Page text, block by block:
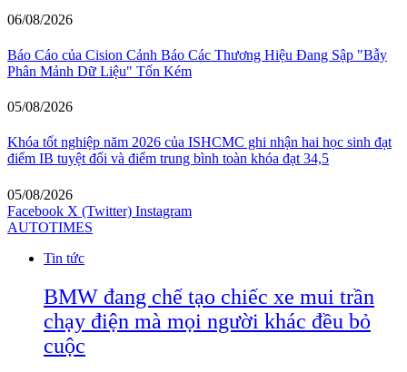
06/08/2026
Báo Cáo của Cision Cảnh Báo Các Thương Hiệu Đang Sập "Bẫy
Phân Mảnh Dữ Liệu" Tốn Kém
05/08/2026
Khóa tốt nghiệp năm 2026 của ISHCMC ghi nhận hai học sinh đạt
điểm IB tuyệt đối và điểm trung bình toàn khóa đạt 34,5
05/08/2026
Facebook X (Twitter) Instagram
AUTOTIMES
Tin tức
BMW đang chế tạo chiếc xe mui trần
chạy điện mà mọi người khác đều bỏ
cuộc